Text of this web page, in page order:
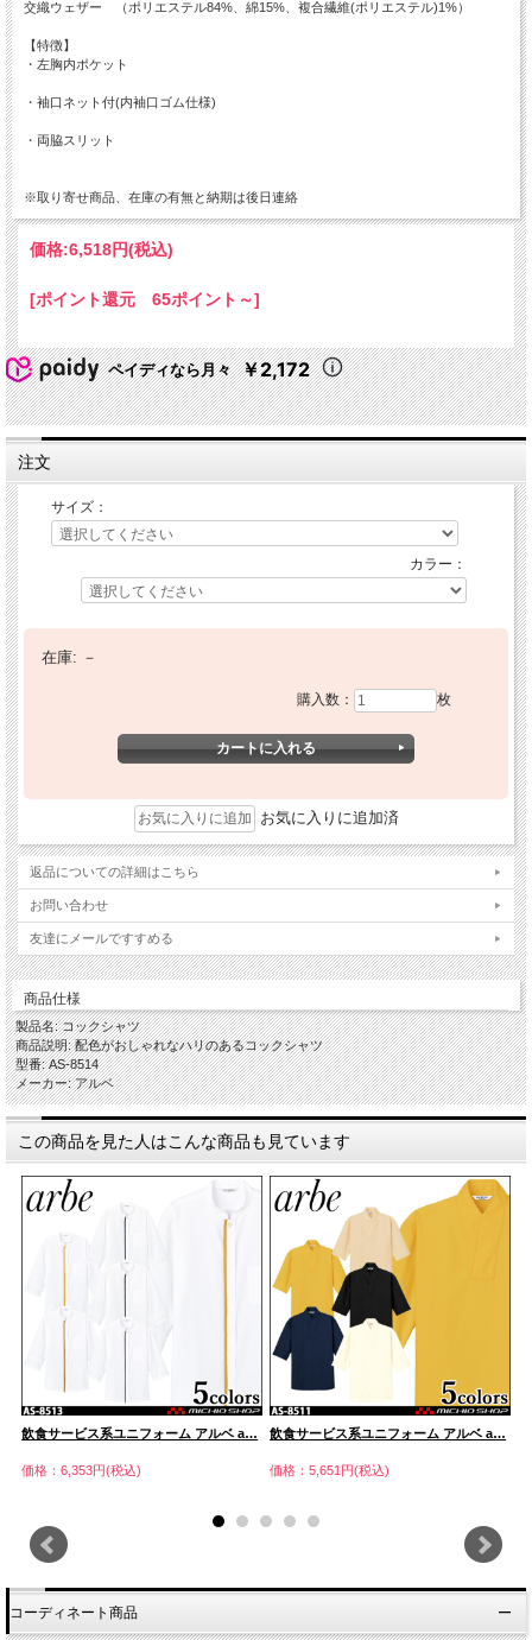
交織ウェザー （ポリエステル84%、綿15%、複合繊維(ポリエステル)1%）
【特徴】
・左胸内ポケット
・袖口ネット付(内袖口ゴム仕様)
・両脇スリット
※取り寄せ商品、在庫の有無と納期は後日連絡
価格:6,518円(税込)
[ポイント還元 65ポイント～]
ペイディなら月々 ￥2,172
注文
サイズ：
カラー：
在庫: －
購入数： 枚
お気に入りに追加済
返品についての詳細はこちら
お問い合わせ
友達にメールですすめる
商品仕様
製品名: コックシャツ
商品説明: 配色がおしゃれなハリのあるコックシャツ
型番: AS-8514
メーカー: アルベ
この商品を見た人はこんな商品も見ています
飲食サービス系ユニフォーム アルベ a…
価格：6,353円(税込)
飲食サービス系ユニフォーム アルベ a…
価格：5,651円(税込)
コーディネート商品